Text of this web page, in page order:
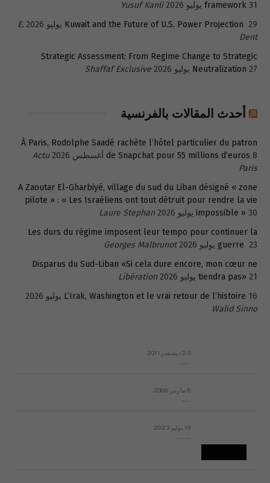
framework 31 يوليو 2026
Yusuf Kanli
Kuwait and the Future of U.S. Power Projection 29 يوليو 2026
E.
Dent
Strategic Assessment: From Regime Change to Strategic
Neutralization 27 يوليو 2026 Shaffaf Exclusive
أحدث المقالات بالفرنسية
À Paris, Rodolphe Saadé rachète l’hôtel particulier du patron
de Snapchat pour 55 millions d’euros 8 أغسطس 2026
Actu
Paris
A Zaoutar El-Gharbiyé, village du sud du Liban désigné « zone
pilote » : « Les Israéliens ont tout détruit pour rendre la vie
impossible » 30 يوليو 2026
Laure Stephan
Les durs du régime imposent leur tempo pour continuer la
guerre 23 يوليو 2026
Georges Malbrunot
Disparus du Sud-Liban «Si cela dure encore, mon cœur ne
tiendra pas» 21 يوليو 2026
Libération
L’Irak, Washington et le vrai retour de l’histoire 16 يوليو 2026
Walid Sinno
23 ديسمبر 2011
8 مارس 2008
19 يوليو 2023